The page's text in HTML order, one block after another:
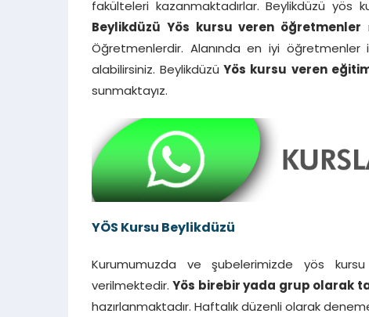
fakülteleri kazanmaktadırlar. Beylikdüzü
Beylikdüzü Yös kursu veren öğretmenler
Öğretmenlerdir. Alanında en iyi öğretmenler
alabilirsiniz. Beylikdüzü Yös kursu veren
sunmaktayız.
YÖS Kursu Beylikdüzü
Kurumumuzda ve şubelerimizde yös
verilmektedir. Yös birebir yada grup olarak
hazırlanmaktadır. Haftalık düzenli olarak